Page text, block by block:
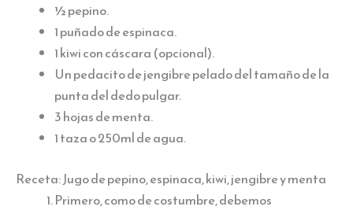
½ pepino.
1 puñado de espinaca.
1 kiwi con cáscara (opcional).
Un pedacito de jengibre pelado del tamaño de la
punta del dedo pulgar.
3 hojas de menta.
1 taza o 250ml de agua.
Receta: Jugo de pepino, espinaca, kiwi, jengibre y menta
Primero, como de costumbre, debemos